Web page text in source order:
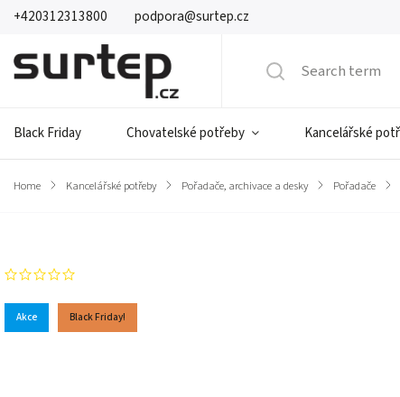
+420312313800 podpora@surtep.cz
Black Friday Chovatelské potřeby Kancelářské
Home / Kancelářské potřeby / Pořadače, archivace a desky / Pořadače /
Akce Black Friday!